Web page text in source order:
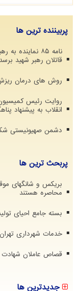
پربیننده ترین ها
نامه ۸۵
قاتلان رهبر شهید
روش های درمان
روایت رئیس
انقلاب به پیشنهاد
دشمن صهیونیستی
پربحث ترین ها
بریکس و شانگهای
محاصره هستند
بسته جامع احیای
خدمات شهرداری
قصاص عاملان شهادت
جدیدترین ها